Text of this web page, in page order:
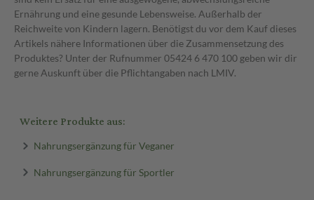
Ernährung und eine gesunde Lebensweise. Außerhalb der
Reichweite von Kindern lagern. Benötigst du vor dem Kauf dieses
Artikels nähere Informationen über die Zusammensetzung des
Produktes? Unter der Rufnummer 05424 6 470 100 geben wir dir
gerne Auskunft über die Pflichtangaben nach LMIV.
Weitere Produkte aus:
Nahrungsergänzung für Veganer
Nahrungsergänzung für Sportler